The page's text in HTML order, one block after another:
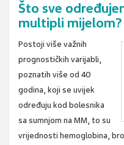
Što sve
multipli mijelom?
Postoji više važnih
prognostičkih varijabli,
poznatih više od 40
godina, koji se uvijek
određuju kod bolesnika
sa sumnjom na MM, to su
vrijednosti hemoglobina,